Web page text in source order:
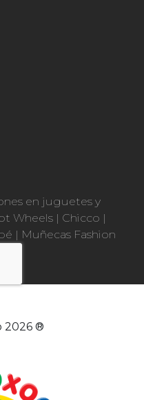
en juguetes y
Wheels | Chicco |
| Muñecas Fashion
2026 ®